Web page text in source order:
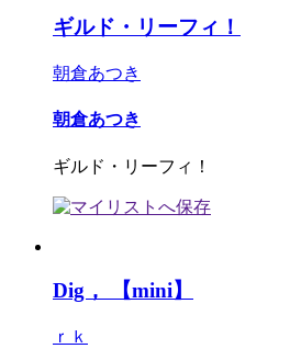
ギルド・リーフィ！
朝倉あつき
朝倉あつき
ギルド・リーフィ！
Dig， 【mini】
ｒｋ